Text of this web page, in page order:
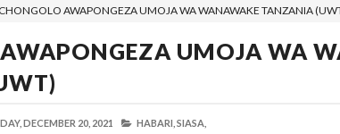
CHONGOLO AWAPONGEZA UMOJA WA WANAWAKE TANZANIA
UMOJA WA
DECEMBER 20, 2021 HABARI, SIASA,